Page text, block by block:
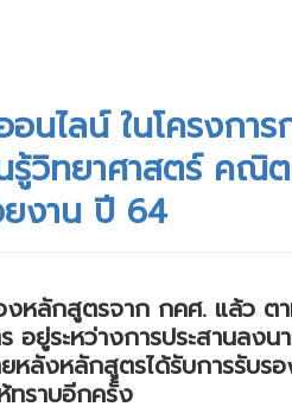
นไลน์ ในโครงกา
วิทยาศาสตร์ คณิ
ยงาน ปี 64
หลักสูตรจาก กคศ. แล้ว ต
ยู่ระหว่างการประสานลงน
ลังหลักสูตรได้รับการรับร
ทราบอีกครั้ง